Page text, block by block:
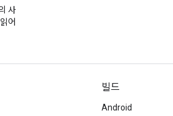
사
어
빌드
Android